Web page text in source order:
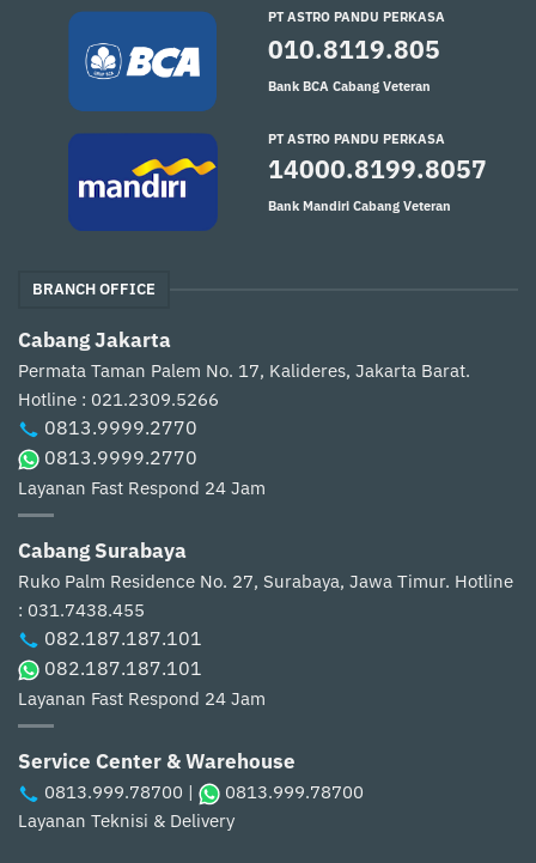
PT ASTRO PANDU PERKASA
010.8119.805
Bank BCA Cabang Veteran
PT ASTRO PANDU PERKASA
14000.8199.8057
Bank Mandiri Cabang Veteran
BRANCH OFFICE
Cabang Jakarta
Permata Taman Palem No. 17, Kalideres, Jakarta Barat.
Hotline : 021.2309.5266
0813.9999.2770
0813.9999.2770
Layanan Fast Respond 24 Jam
Cabang Surabaya
Ruko Palm Residence No. 27, Surabaya, Jawa Timur. Hotline
: 031.7438.455
082.187.187.101
082.187.187.101
Layanan Fast Respond 24 Jam
Service Center & Warehouse
0813.999.78700 | 0813.999.78700
Layanan Teknisi & Delivery